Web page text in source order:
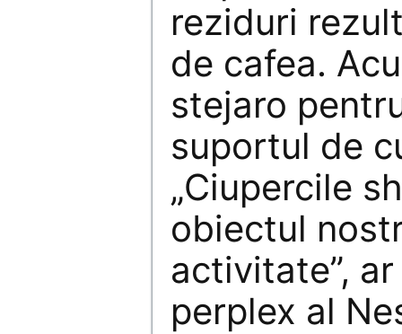
reziduri
de cafea.
stejaro
suportul de
„Ciupercile
obiectul
activitate”,
perplex al